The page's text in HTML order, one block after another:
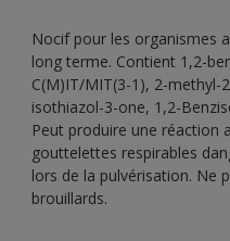
Nocif pour les organismes
long terme. Contient 1,2-
C(M)IT/MIT(3-1), 2-methyl-
isothiazol-3-one, 1,2-
Peut produire une réaction
gouttelettes respirables
lors de la pulvérisation. Ne
brouillards.